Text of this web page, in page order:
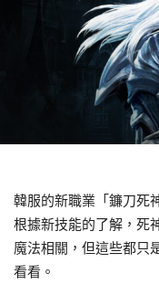
韓服的新職業「鐮刀死
根據新技能的了解，死
魔法相關，但這些都只
看看。